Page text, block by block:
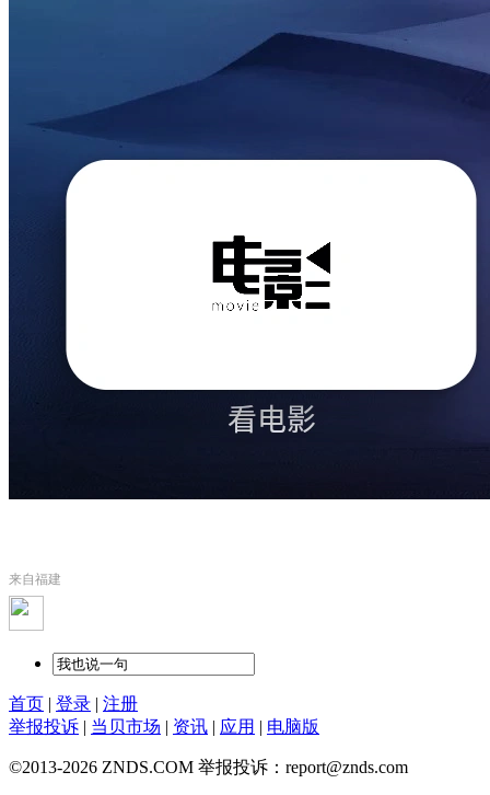
来自福建
首页 | 登录 | 注册
举报投诉 | 当贝市场 | 资讯 | 应用 | 电脑版
©2013-2026 ZNDS.COM 举报投诉：report@znds.com